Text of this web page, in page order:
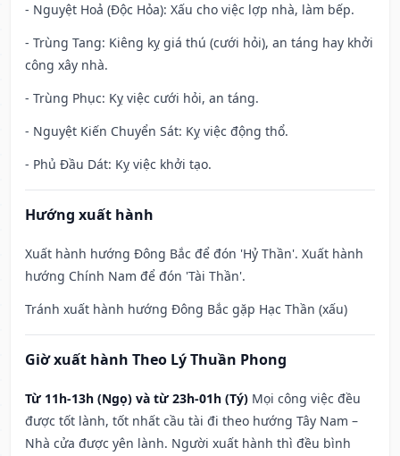
- Nguyệt Hoả (Độc Hỏa): Xấu cho việc lợp nhà, làm bếp.
- Trùng Tang: Kiêng kỵ giá thú (cưới hỏi), an táng hay khởi
công xây nhà.
- Trùng Phục: Kỵ việc cưới hỏi, an táng.
- Nguyệt Kiến Chuyển Sát: Kỵ việc động thổ.
- Phủ Đầu Dát: Kỵ việc khởi tạo.
Hướng xuất hành
Xuất hành hướng Đông Bắc để đón 'Hỷ Thần'. Xuất hành
hướng Chính Nam để đón 'Tài Thần'.
Tránh xuất hành hướng Đông Bắc gặp Hạc Thần (xấu)
Giờ xuất hành Theo Lý Thuần Phong
Từ 11h-13h (Ngọ) và từ 23h-01h (Tý) Mọi công việc đều
được tốt lành, tốt nhất cầu tài đi theo hướng Tây Nam –
Nhà cửa được yên lành. Người xuất hành thì đều bình